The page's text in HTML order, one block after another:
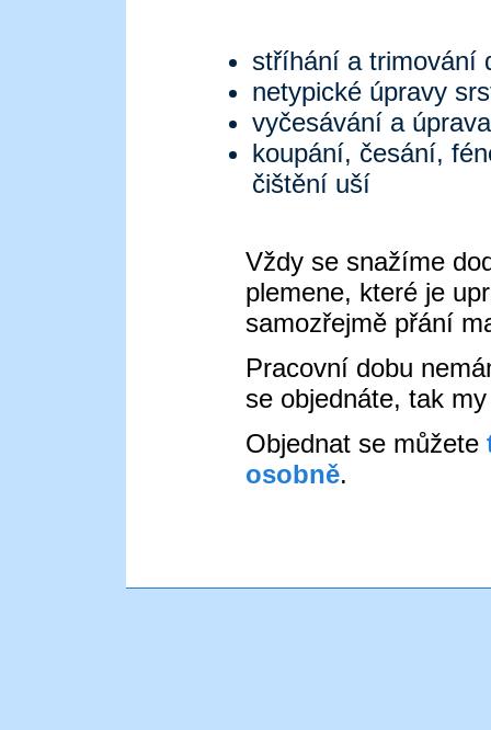
stříhání a trimování
netypické úpravy
vyčesávání a
koupání, česání,
čištění uší
Vždy se snažíme
plemene, které je
samozřejmě přání
Pracovní dobu
se objednáte, tak
Objednat se můžete
osobně.